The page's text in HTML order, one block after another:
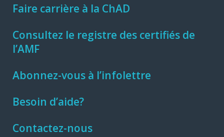
Faire carrière à la ChAD
Consultez le registre des certifiés de
l’AMF
Abonnez-vous à l’infolettre
Besoin d’aide?
Contactez-nous